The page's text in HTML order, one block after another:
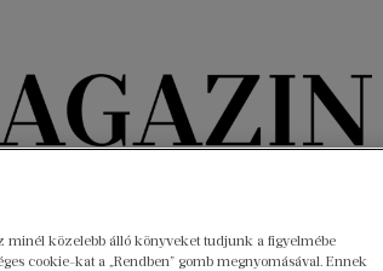
A hónap könyvei HÍREK Libri Portré
minél közelebb álló könyveket tudjunk a figyelmébe
cookie-kat a „Rendben” gomb megnyomásával. Ennek